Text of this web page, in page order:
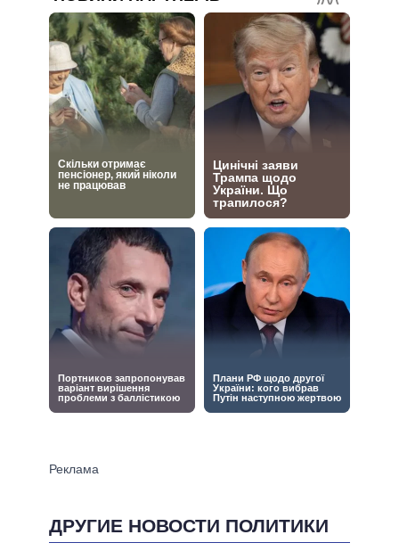
ДРУГИЕ НОВОСТИ ПОЛИТИКИ